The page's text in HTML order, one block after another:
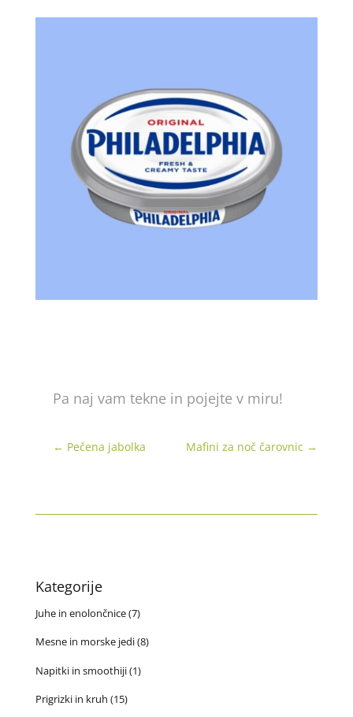
Pa naj vam tekne in pojejte v miru!
← Pečena jabolka Mafini za noč čarovnic →
Kategorije
Juhe in enolončnice(7)
Mesne in morske jedi(8)
Napitki in smoothiji(1)
Prigrizki in kruh (15)